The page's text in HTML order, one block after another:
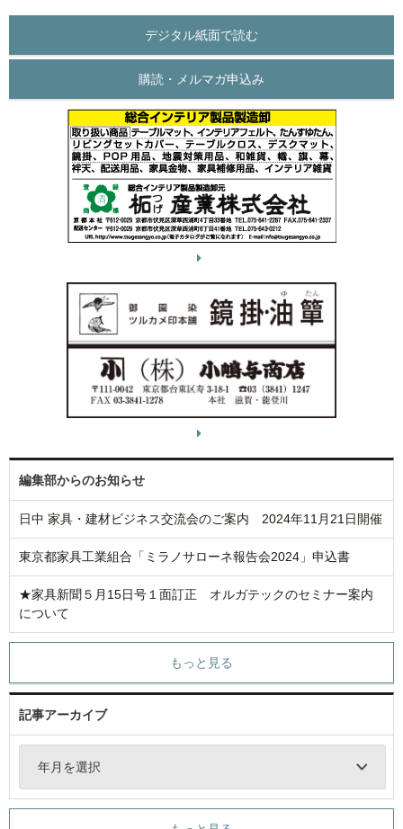
デジタル紙面で読む
購読・メルマガ申込み
編集部からのお知らせ
日中 家具・建材ビジネス交流会のご案内 2024年11月21日開催
東京都家具工業組合「ミラノサローネ報告会2024」申込書
★家具新聞５月15日号１面訂正 オルガテックのセミナー案内
について
もっと見る
記事アーカイブ
年月を選択